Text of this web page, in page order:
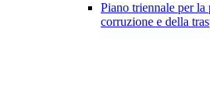
Piano triennale per la
corruzione e della